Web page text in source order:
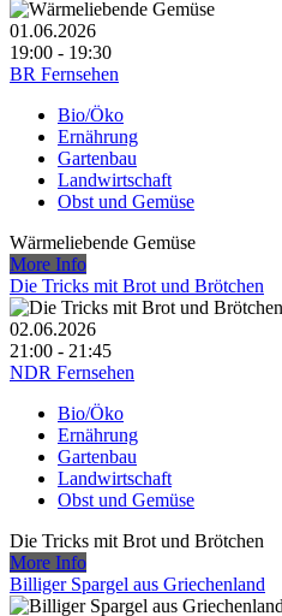
01.06.2026
19:00 - 19:30
BR Fernsehen
Bio/Öko
Ernährung
Gartenbau
Landwirtschaft
Obst und Gemüse
Wärmeliebende Gemüse
More Info
Die Tricks mit Brot und Brötchen
02.06.2026
21:00 - 21:45
NDR Fernsehen
Bio/Öko
Ernährung
Gartenbau
Landwirtschaft
Obst und Gemüse
Die Tricks mit Brot und Brötchen
More Info
Billiger Spargel aus Griechenland